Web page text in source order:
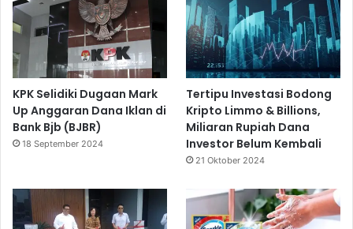
KPK Selidiki Dugaan Mark
Up Anggaran Dana Iklan di
Bank Bjb (BJBR)
18 September 2024
Tertipu Investasi Bodong
Kripto Limmo & Billions,
Miliaran Rupiah Dana
Investor Belum Kembali
21 Oktober 2024